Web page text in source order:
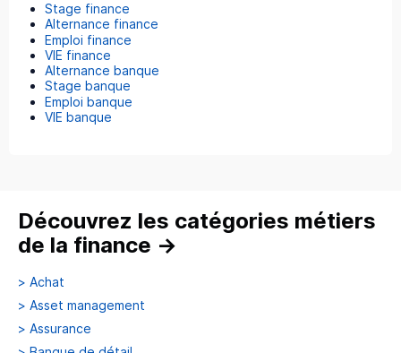
Stage finance
Alternance finance
Emploi finance
VIE finance
Alternance banque
Stage banque
Emploi banque
VIE banque
Découvrez les catégories métiers
de la finance →
> Achat
> Asset management
> Assurance